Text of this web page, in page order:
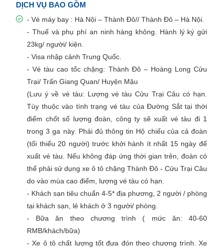
DỊCH VỤ BAO GỒM
- Vé máy bay : Hà Nội – Thành Đô// Thành Đô – Hà Nội.
- Thuế và phụ phí an ninh hàng không. Hành lý ký gửi
23kg/ người/ kiện.
- Visa nhập cảnh Trung Quốc.
- Vé tàu cao tốc chặng: Thành Đô – Hoàng Long Cửu
Trại/ Trấn Giang Quan/ Huyện Mậu
(Lưu ý về vé tàu: Lượng vé tàu Cửu Trại Câu có hạn.
Tùy thuộc vào tình trạng vé tàu của Đường Sắt tại thời
điểm chốt số lượng đoàn, công ty sẽ xuất vé tàu đi 1
trong 3 ga này. Phải đủ thông tin Hộ chiếu của cả đoàn
(tối thiểu 20 người) trước khởi hành ít nhất 15 ngày để
xuất vé tàu. Nếu không đáp ứng thời gian trên, đoàn có
thể phải sử dụng xe ô tô chặng Thành Đô - Cửu Trại Câu
do vào mùa cao điểm, lượng vé tàu có hạn.
- Khách sạn tiêu chuẩn 4-5* địa phương, 2 người / phòng
tại khách sạn, lẻ khách ở 3 người/ phòng.
- Bữa ăn theo chương trình ( mức ăn: 40-60
RMB/khách/bữa)
- Xe ô tô chất lượng tốt đưa đón theo chương trình. Xe